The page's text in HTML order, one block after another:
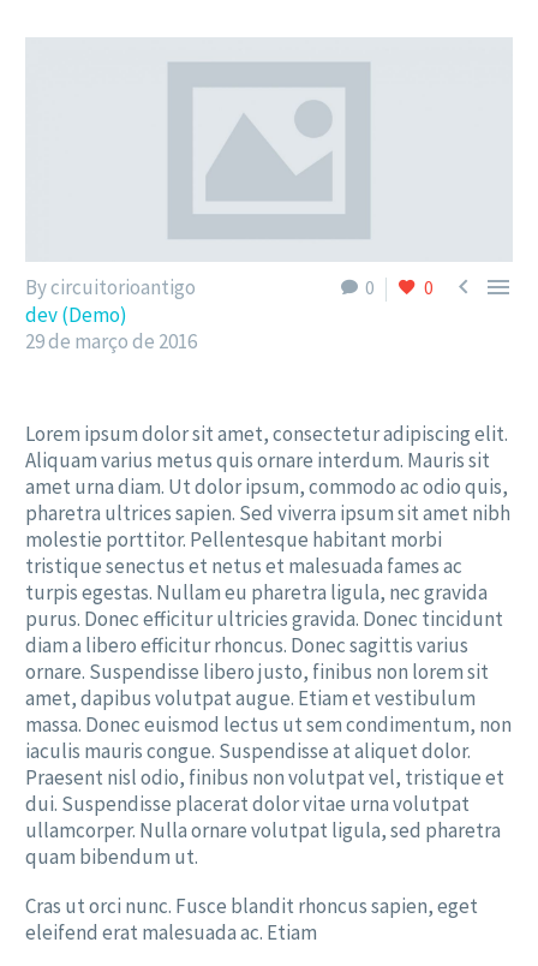
0 0  
By circuitorioantigo
dev (Demo)
29 de março de 2016
Lorem ipsum dolor sit amet, consectetur adipiscing elit.
Aliquam varius metus quis ornare interdum. Mauris sit
amet urna diam. Ut dolor ipsum, commodo ac odio quis,
pharetra ultrices sapien. Sed viverra ipsum sit amet nibh
molestie porttitor. Pellentesque habitant morbi
tristique senectus et netus et malesuada fames ac
turpis egestas. Nullam eu pharetra ligula, nec gravida
purus. Donec efficitur ultricies gravida. Donec tincidunt
diam a libero efficitur rhoncus. Donec sagittis varius
ornare. Suspendisse libero justo, finibus non lorem sit
amet, dapibus volutpat augue. Etiam et vestibulum
massa. Donec euismod lectus ut sem condimentum, non
iaculis mauris congue. Suspendisse at aliquet dolor.
Praesent nisl odio, finibus non volutpat vel, tristique et
dui. Suspendisse placerat dolor vitae urna volutpat
ullamcorper. Nulla ornare volutpat ligula, sed pharetra
quam bibendum ut.
Cras ut orci nunc. Fusce blandit rhoncus sapien, eget
eleifend erat malesuada ac. Etiam